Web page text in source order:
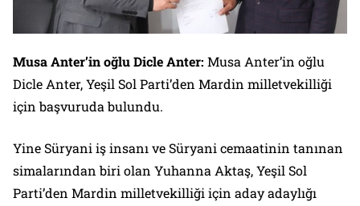
Musa Anter’in oğlu Dicle Anter: Musa Anter’in oğlu
Dicle Anter, Yeşil Sol Parti’den Mardin milletvekilliği
için başvuruda bulundu.
Yine Süryani iş insanı ve Süryani cemaatinin tanınan
simalarından biri olan Yuhanna Aktaş, Yeşil Sol
Parti’den Mardin milletvekilliği için aday adaylığı